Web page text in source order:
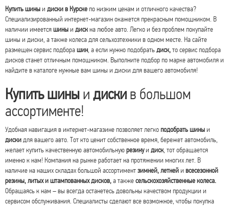
Купить шиныи диски в Курскепо низким ценам и отличного качества?
Специализированный интернет-магазин окажется прекрасным помощником. В
наличии имеетсяшиныи дискна любое авто. Легко и без проблем покупайте
шины и диски, а также колеса для сельхозтехники в одном месте. На сайте
размещен сервис подборашин, а если нужно подобратьдиск,то сервис подбора
дисков станет отличным помощником. Выполните подбор по марке автомобиля и
найдите в каталоге нужные вам шины и диски для вашего автомобиля!
Купить шины и диски в большом
ассортименте!
Удобная навигация в интернет-магазине позволяет легкоподобрать шиныи
дискидля вашего авто. Тот кто ценит собственное время, бережет автомобиль,
желает купить качественную автомобильнуюрезинуи диск, тот обращается
именно к нам! Компания на рынке работает на протяжении многих лет. В
наличие на наших складах большой ассортиментзимней, летнейи всесезонной
резины, литых и штампованных дисков,а такжесельскохозяйственные колеса.
Обращаясь к нам – вы всегда останетесь довольны качеством продукции и
сервисом обслуживания. Специалисты сделают все возможное, чтобы покупка